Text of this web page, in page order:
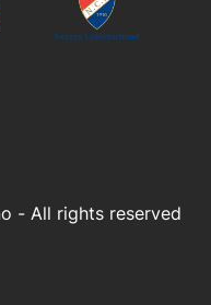
- All rights reserved